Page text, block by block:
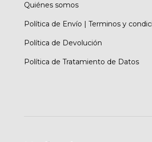
Quiénes somos
Política de Envío | Terminos y
Política de Devolución
Política de Tratamiento de Datos